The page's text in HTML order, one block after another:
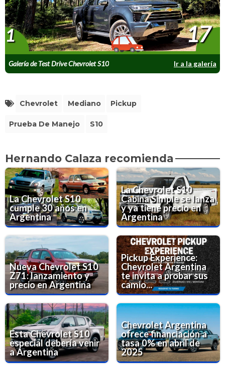
Galería de Test Drive Chevrolet S10 Ir a la galería
1 17
Chevrolet Mediano Pickup
Prueba De Manejo S10
Hernando Calaza recomienda
La Chevrolet S10
cumple 30 años en
Argentina
La Chevrolet S10
Cabina Simple se lanza
y ya tiene precio en
Argentina
Nueva Chevrolet S10
Z71: lanzamiento y
precio en Argentina
Pickup Experience:
Chevrolet Argentina
te invita a probar sus
camio...
Esta Chevrolet S10
especial debería venir
a Argentina
Chevrolet Argentina
ofrece financiación a
tasa 0% en abril de
2025